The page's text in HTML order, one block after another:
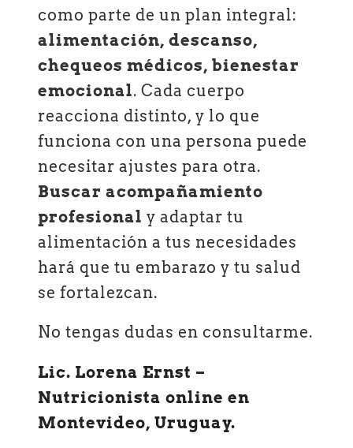
como parte de un plan integral:
alimentación, descanso,
chequeos médicos, bienestar
emocional. Cada cuerpo
reacciona distinto, y lo que
funciona con una persona puede
necesitar ajustes para otra.
Buscar acompañamiento
profesional y adaptar tu
alimentación a tus necesidades
hará que tu embarazo y tu salud
se fortalezcan.
No tengas dudas en consultarme.
Lic. Lorena Ernst –
Nutricionista online en
Montevideo, Uruguay.